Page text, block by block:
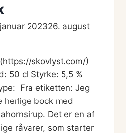
202326. august
skovlyst.com/)
50 cl Styrke: 5,5 %
Fra etiketten: Jeg
herlige bock med
Det er en af
råvarer, som starter